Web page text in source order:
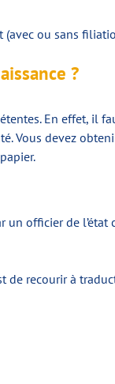
ou sans
?
En effet, il
Vous devez
officier de l’état
de recourir à